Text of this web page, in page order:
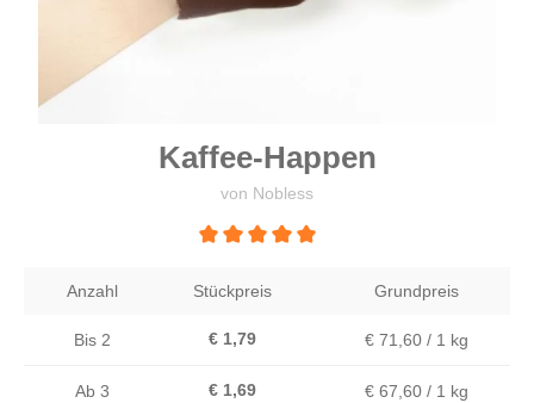
Kaffee-Happen
von Nobless
Anzahl Stückpreis Grundpreis
Bis 2 € 1,79 € 71,60 / 1 kg
Ab 3 € 1,69 € 67,60 / 1 kg